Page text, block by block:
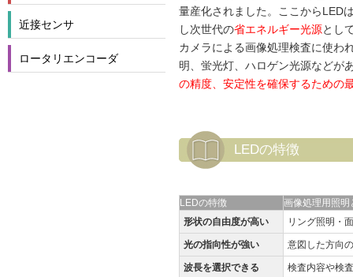
近接センサ
ロータリエンコーダ
量産化されました。ここからLED
し次世代の省エネルギー光源とし
カメラによる画像処理検査に使わ
明、蛍光灯、ハロゲン光源などが
の精度、安定性を確保するための
LEDの特徴
LEDの特徴
画像処理用照
形状の自由度が高い
リング照明・
光の指向性が強い 意図した方向
波長を選択できる 検査内容や検